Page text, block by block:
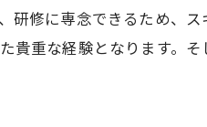
修に専念できるため、
重な経験となります。